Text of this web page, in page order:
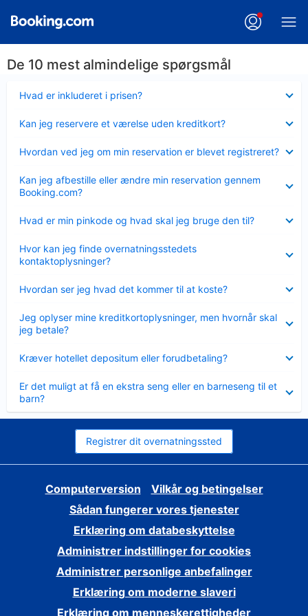
De 10 mest almindelige spørgsmål
Hvad er inkluderet i prisen?
Kan jeg reservere et værelse uden kreditkort?
Hvordan ved jeg om min reservation er blevet registreret?
Kan jeg afbestille eller ændre min reservation gennem
Booking.com?
Hvad er min pinkode og hvad skal jeg bruge den til?
Hvor kan jeg finde overnatningsstedets
kontaktoplysninger?
Hvordan ser jeg hvad det kommer til at koste?
Jeg oplyser mine kreditkortoplysninger, men hvornår skal
jeg betale?
Kræver hotellet depositum eller forudbetaling?
Er det muligt at få en ekstra seng eller en barneseng til et
barn?
Registrer dit overnatningssted
Computerversion
Vilkår og betingelser
Sådan fungerer vores tjenester
Erklæring om databeskyttelse
Administrer indstillinger for cookies
Administrer personlige anbefalinger
Erklæring om moderne slaveri
Erklæring om menneskerettigheder